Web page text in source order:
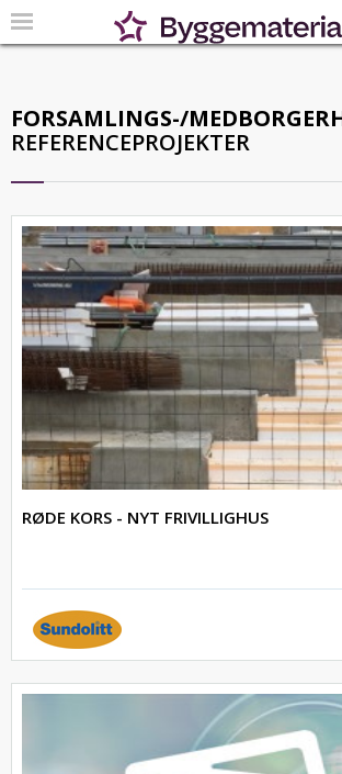
FORSAMLINGS-/
REFERENCEPROJEKTER
RØDE KORS - NYT FRIVILLIGHUS